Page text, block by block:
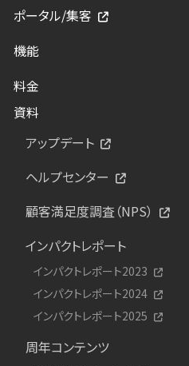
ポータル/集客
機能
料金
資料
アップデート
ヘルプセンター
顧客満足度調査（NPS）
インパクトレポート
インパクトレポート2023
インパクトレポート2024
インパクトレポート2025
周年コンテンツ